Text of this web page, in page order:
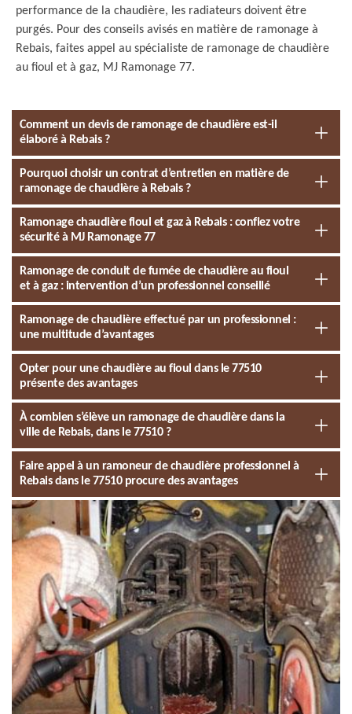
performance de la chaudière, les radiateurs doivent être
purgés. Pour des conseils avisés en matière de ramonage à
Rebais, faites appel au spécialiste de ramonage de chaudière
au fioul et à gaz, MJ Ramonage 77.
Comment un devis de ramonage de chaudière est-il
élaboré à Rebais ?
Pourquoi choisir un contrat d’entretien en matière de
ramonage de chaudière à Rebais ?
Ramonage chaudière fioul et gaz à Rebais : confiez votre
sécurité à MJ Ramonage 77
Ramonage de conduit de fumée de chaudière au fioul
et à gaz : intervention d’un professionnel conseillé
Ramonage de chaudière effectué par un professionnel :
une multitude d’avantages
Opter pour une chaudière au fioul dans le 77510
présente des avantages
À combien s’élève un ramonage de chaudière dans la
ville de Rebais, dans le 77510 ?
Faire appel à un ramoneur de chaudière professionnel à
Rebais dans le 77510 procure des avantages